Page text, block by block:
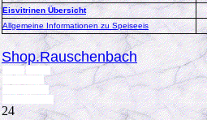
Eisvitrinen Übersicht
Allgemeine Informationen zu Speiseeis
Shop.Rauschenbach
24